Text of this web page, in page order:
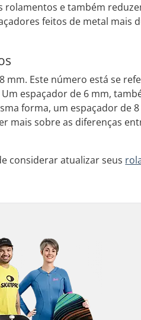
e também
feitos de metal mais
mm. Este número está se
espaçador de 6 mm,
forma, um espaçador de
mais sobre as diferenças
considerar atualizar seus